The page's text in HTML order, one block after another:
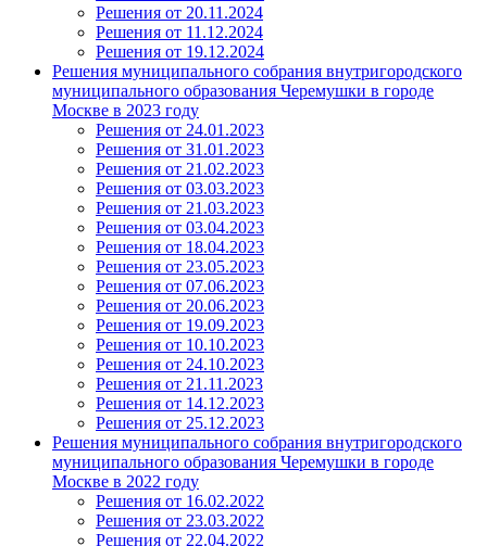
Решения от 20.11.2024
Решения от 11.12.2024
Решения от 19.12.2024
Решения муниципального собрания внутригородского
муниципального образования Черемушки в городе
Москве в 2023 году
Решения от 24.01.2023
Решения от 31.01.2023
Решения от 21.02.2023
Решения от 03.03.2023
Решения от 21.03.2023
Решения от 03.04.2023
Решения от 18.04.2023
Решения от 23.05.2023
Решения от 07.06.2023
Решения от 20.06.2023
Решения от 19.09.2023
Решения от 10.10.2023
Решения от 24.10.2023
Решения от 21.11.2023
Решения от 14.12.2023
Решения от 25.12.2023
Решения муниципального собрания внутригородского
муниципального образования Черемушки в городе
Москве в 2022 году
Решения от 16.02.2022
Решения от 23.03.2022
Решения от 22.04.2022